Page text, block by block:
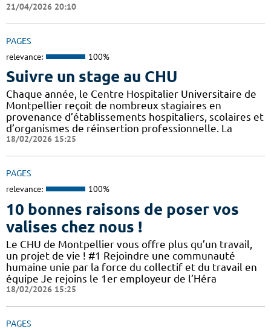
21/04/2026 20:10
PAGES
relevance: 100%
Suivre un stage au CHU
Chaque année, le Centre Hospitalier Universitaire de
Montpellier reçoit de nombreux stagiaires en
provenance d’établissements hospitaliers, scolaires et
d’organismes de réinsertion professionnelle. La
18/02/2026 15:25
PAGES
relevance: 100%
10 bonnes raisons de poser vos
valises chez nous !
Le CHU de Montpellier vous offre plus qu’un travail,
un projet de vie ! #1 Rejoindre une communauté
humaine unie par la force du collectif et du travail en
équipe Je rejoins le 1er employeur de l’Héra
18/02/2026 15:25
PAGES